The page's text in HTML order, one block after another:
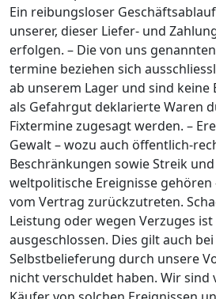
Ein reibungsloser
unserer, dieser Liefer- und
erfolgen. – Die von uns
termine beziehen sich
ab unserem Lager und sind
als Gefahrgut deklarierte Waren
Fixtermine zugesagt werden. –
Gewalt – wozu auch öffentlich-
Beschränkungen sowie Streik
weltpolitische Ereignisse gehören
vom Vertrag zurückzutreten.
Leistung oder wegen Verzuges ist
ausgeschlossen. Dies gilt auch
Selbstbelieferung durch unsere
nicht verschuldet haben. Wir sind